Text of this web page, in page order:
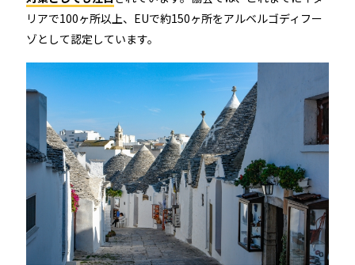
リアで100ヶ所以上、EUで約150ヶ所をアルベルゴディフー
ゾとして認定しています。